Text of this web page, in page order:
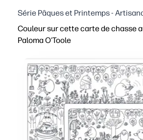
Série Pâques et Printemps -
Couleur sur cette carte de chasse
Paloma O'Toole
Un plaisir à imprimer et à utiliser
Renforcer la concentration, la
Convient à la maison, en classe
Facile à différencier - ajoutez